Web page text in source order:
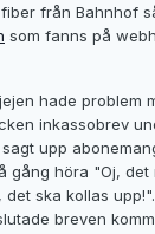
från Bahnhof
som fanns på
hade problem
inkassobrev
upp
gång höra "Oj, det
ska kollas
breven